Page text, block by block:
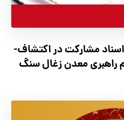
مشارکت در اکتشاف-
راهبری معدن زغال سنگ